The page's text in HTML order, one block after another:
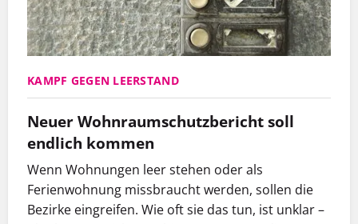
KAMPF GEGEN LEERSTAND
Neuer Wohnraumschutzbericht soll
endlich kommen
Wenn Wohnungen leer stehen oder als
Ferienwohnung missbraucht werden, sollen die
Bezirke eingreifen. Wie oft sie das tun, ist unklar –